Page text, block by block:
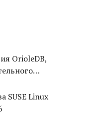
OrioleDB,
PostgreSQL
SUSE Linux